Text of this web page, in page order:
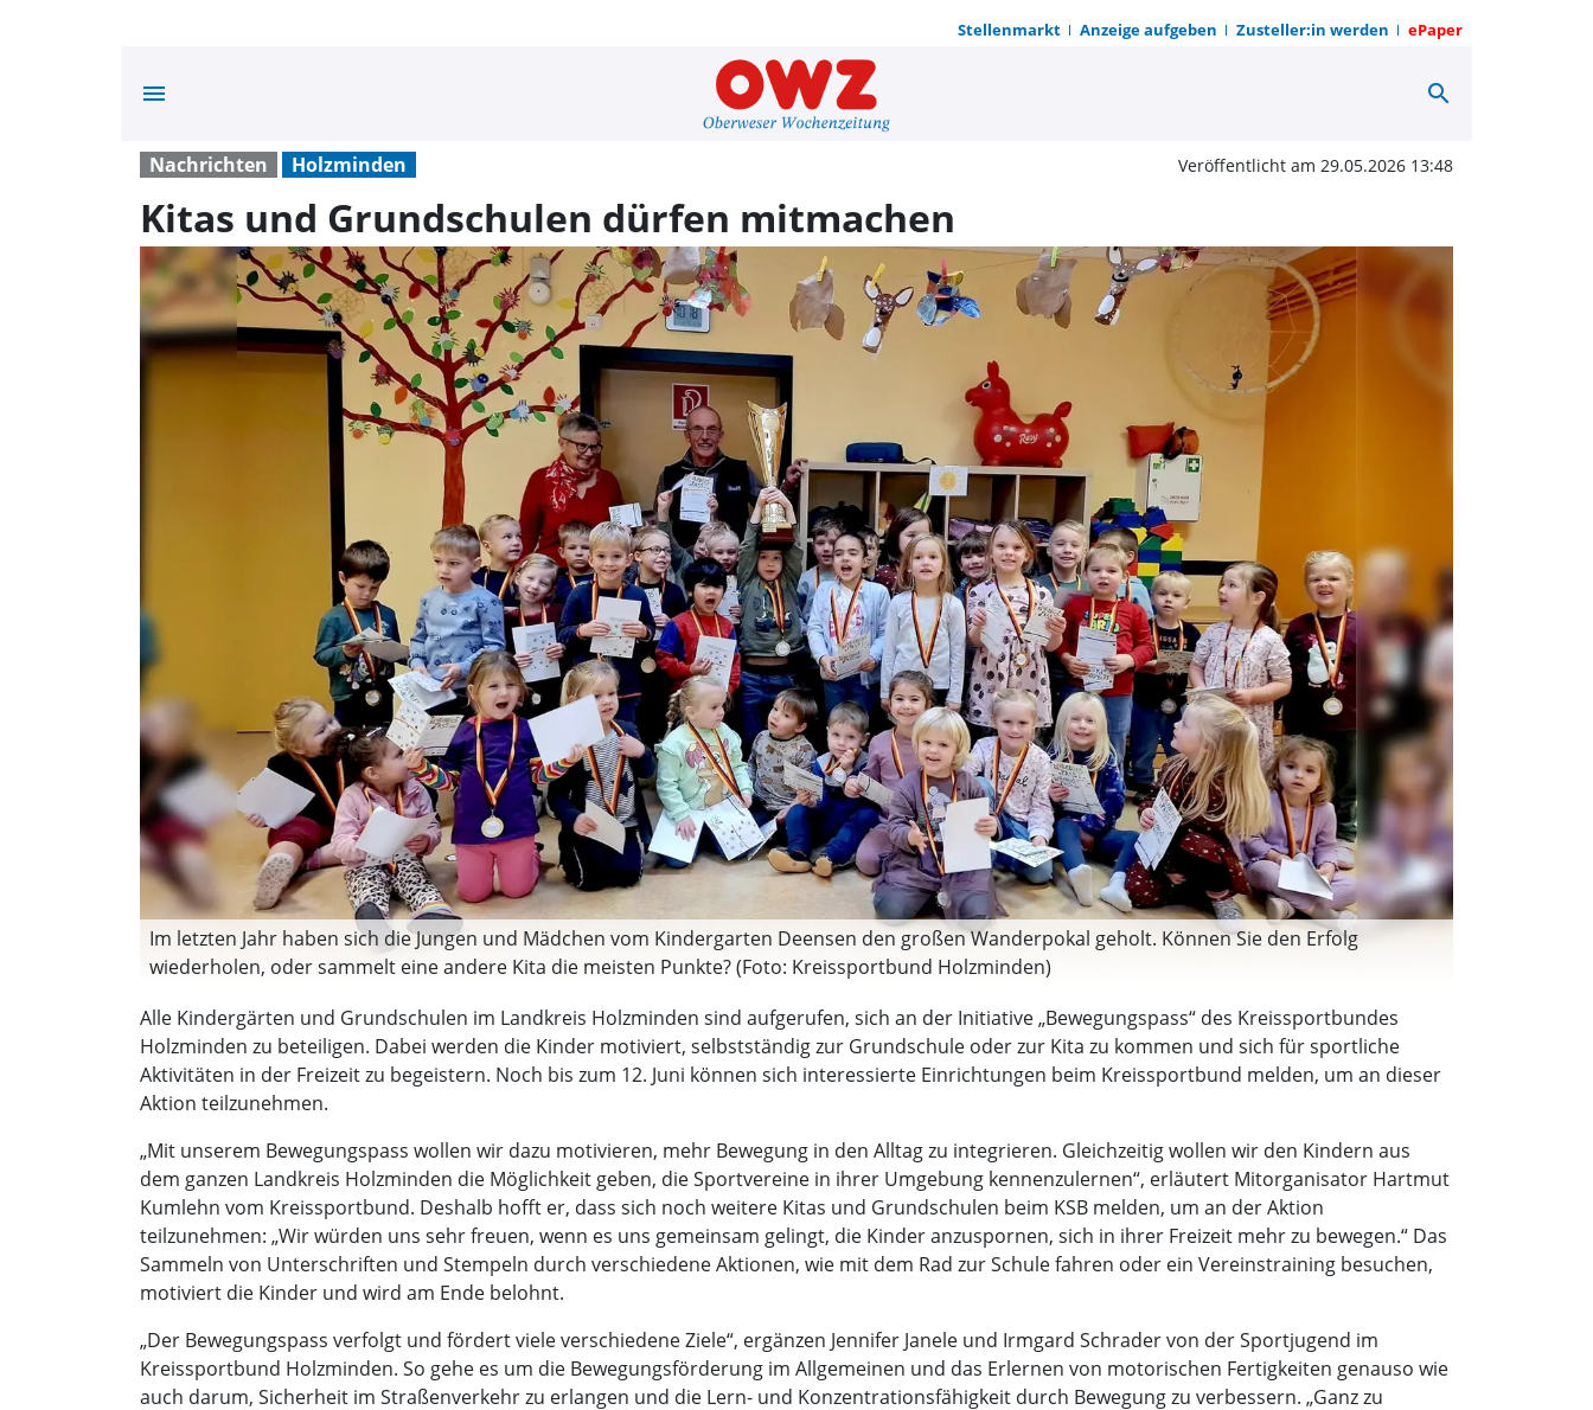
Stellenmarkt Anzeige aufgeben Zusteller:in werden ePaper
menu Kitas und Grundschulen dürfen
search
Nachrichten Holzminden Veröffentlicht am 29.05.2026 13:48
Kitas und Grundschulen dürfen mitmachen
Im letzten Jahr haben sich die Jungen und Mädchen vom Kindergarten Deensen den großen Wanderpokal geholt. Können Sie den Erfolg
wiederholen, oder sammelt eine andere Kita die meisten Punkte? (Foto: Kreissportbund Holzminden)
Alle Kindergärten und Grundschulen im Landkreis Holzminden sind aufgerufen, sich an der Initiative „Bewegungspass“ des Kreissportbundes
Holzminden zu beteiligen. Dabei werden die Kinder motiviert, selbstständig zur Grundschule oder zur Kita zu kommen und sich für sportliche
Aktivitäten in der Freizeit zu begeistern. Noch bis zum 12. Juni können sich interessierte Einrichtungen beim Kreissportbund melden, um an dieser
Aktion teilzunehmen.
„Mit unserem Bewegungspass wollen wir dazu motivieren, mehr Bewegung in den Alltag zu integrieren. Gleichzeitig wollen wir den Kindern aus
dem ganzen Landkreis Holzminden die Möglichkeit geben, die Sportvereine in ihrer Umgebung kennenzulernen“, erläutert Mitorganisator Hartmut
Kumlehn vom Kreissportbund. Deshalb hofft er, dass sich noch weitere Kitas und Grundschulen beim KSB melden, um an der Aktion
teilzunehmen: „Wir würden uns sehr freuen, wenn es uns gemeinsam gelingt, die Kinder anzuspornen, sich in ihrer Freizeit mehr zu bewegen.“ Das
Sammeln von Unterschriften und Stempeln durch verschiedene Aktionen, wie mit dem Rad zur Schule fahren oder ein Vereinstraining besuchen,
motiviert die Kinder und wird am Ende belohnt.
„Der Bewegungspass verfolgt und fördert viele verschiedene Ziele“, ergänzen Jennifer Janele und Irmgard Schrader von der Sportjugend im
Kreissportbund Holzminden. So gehe es um die Bewegungsförderung im Allgemeinen und das Erlernen von motorischen Fertigkeiten genauso wie
auch darum, Sicherheit im Straßenverkehr zu erlangen und die Lern- und Konzentrationsfähigkeit durch Bewegung zu verbessern. „Ganz zu